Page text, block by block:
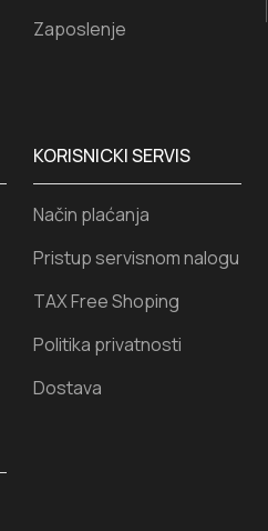
KORISNICKI SERVIS
Način plaćanja
Pristup servisnom nalogu
TAX Free Shoping
Politika privatnosti
Dostava
Zaposlenje